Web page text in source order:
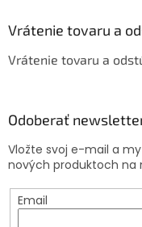
Vrátenie tovaru a
Vrátenie tovaru a
Odoberať
Vložte svoj e-mail a
nových produktoch na
Email